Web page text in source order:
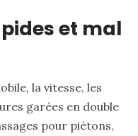
et mal
la vitesse, les
garées en double
pour piétons,